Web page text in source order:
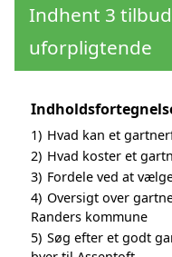
Indhent 3
uforpligtende
1) Hvad kan et
2) Hvad koster et
3) Fordele ved at
4) Oversigt over
Randers kommune
5) Søg efter et godt